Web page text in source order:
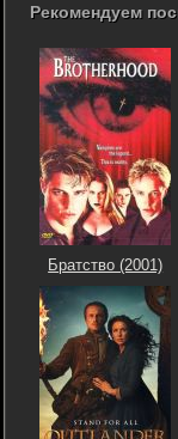
Рекомендуем
Братство (2001)